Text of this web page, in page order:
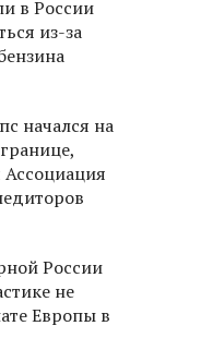
в России
из-за
начался на
Ассоциация
России
не
Европы в